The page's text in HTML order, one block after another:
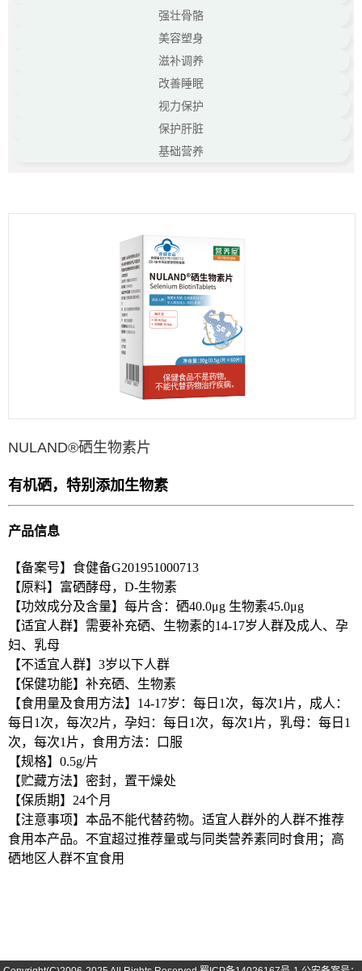
强壮骨骼
美容塑身
滋补调养
改善睡眠
视力保护
保护肝脏
基础营养
NULAND®硒生物素片
有机硒，特别添加生物素
产品信息
【备案号】食健备G201951000713
【原料】富硒酵母，D-生物素
【功效成分及含量】每片含：硒40.0μg 生物素45.0μg
【适宜人群】需要补充硒、生物素的14-17岁人群及成人、孕
妇、乳母
【不适宜人群】3岁以下人群
【保健功能】补充硒、生物素
【食用量及食用方法】14-17岁：每日1次，每次1片，成人：
每日1次，每次2片，孕妇：每日1次，每次1片，乳母：每日1
次，每次1片，食用方法：口服
【规格】0.5g/片
【贮藏方法】密封，置干燥处
【保质期】24个月
【注意事项】本品不能代替药物。适宜人群外的人群不推荐
食用本产品。不宜超过推荐量或与同类营养素同时食用；高
硒地区人群不宜食用